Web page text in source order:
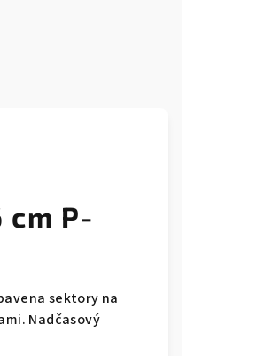
P-
sektory na
Nadčasový